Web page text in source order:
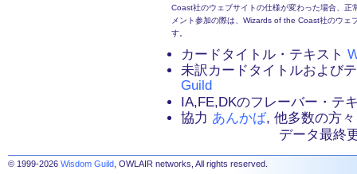
Coast社のウェブサイトの仕様が変わった場合、
メント参加の際は、Wizards of the Coast社のウェ
す。
カードタイトル・テキスト
未訳カードタイトルおよび
Guild
IA,FE,DKのフレーバー・テ
協力 あんかば, 他多数の方々
データ最終
© 1999-2026 Wisdom Guild , OWLAIR networks, All rights reserved.